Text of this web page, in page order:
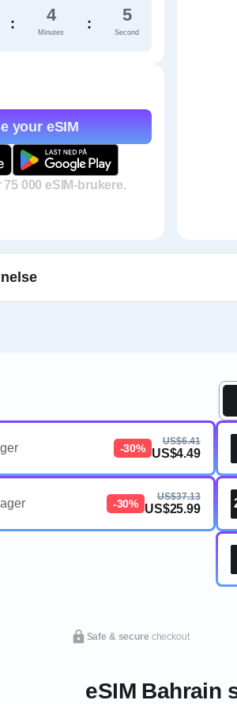
: 4
Minutes
: 4
Second
your eSIM
000 eSIM-brukere.
-30%
US$6.41
US$4.49
-30%
US$37.13
US$25.99
Safe & secure checkout
eSIM Bahrain